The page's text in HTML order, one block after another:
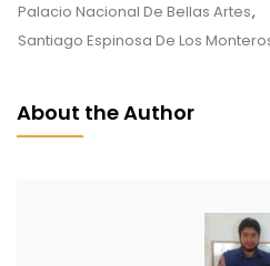
Palacio Nacional De Bellas Artes,
Santiago Espinosa De Los
About the Author